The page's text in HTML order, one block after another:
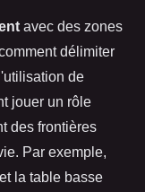
avec des zones
délimiter
de
jouer un rôle
des frontières
Par exemple,
la table basse